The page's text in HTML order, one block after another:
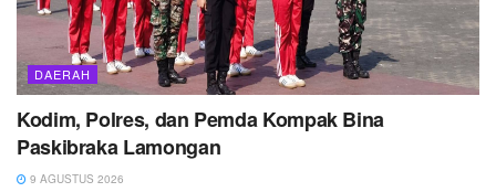
DAERAH
Kodim, Polres, dan Pemda Kompak Bina
Paskibraka Lamongan
9 AGUSTUS 2026